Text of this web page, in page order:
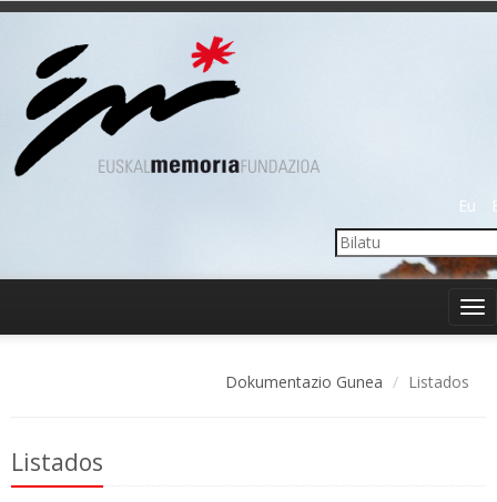
Eu
Dokumentazio Gunea Listados
Listados